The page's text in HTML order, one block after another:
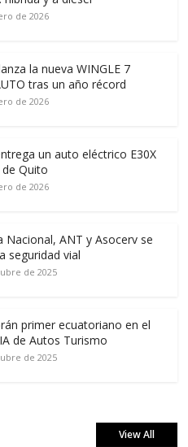
de 2026
la nueva WINGLE 7
tras un año récord
de 2026
un auto eléctrico E30X
de Quito
de 2026
Nacional, ANT y Asocerv se
seguridad vial
de 2025
primer ecuatoriano en el
de Autos Turismo
de 2025
View All